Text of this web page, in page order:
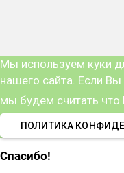
Мы используем куки
нашего сайта. Если
мы будем считать что
ПОЛИТИКА
Спасибо!